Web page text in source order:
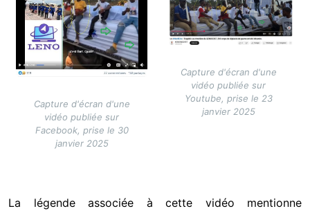
Capture d'écran d'une
vidéo publiée sur
Facebook, prise le 30
janvier 2025
Capture d'écran d'une
vidéo publiée sur
Youtube, prise le 23
janvier 2025
La légende associée à cette vidéo mentionne